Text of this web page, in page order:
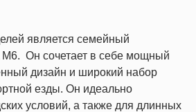
является семейный
M6. Он сочетает в себе мощный
дизайн и широкий набор
езды. Он идеально
условий, а также для длинных